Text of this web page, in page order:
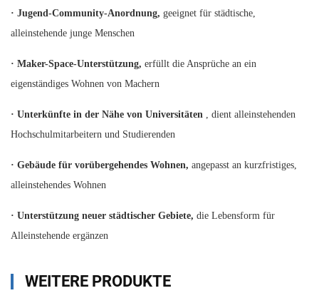
· Jugend-Community-Anordnung, geeignet für städtische,
alleinstehende junge Menschen
· Maker-Space-Unterstützung, erfüllt die Ansprüche an ein
eigenständiges Wohnen von Machern
· Unterkünfte in der Nähe von Universitäten
, dient alleinstehenden
Hochschulmitarbeitern und Studierenden
· Gebäude für vorübergehendes Wohnen, angepasst an kurzfristiges,
alleinstehendes Wohnen
· Unterstützung neuer städtischer Gebiete, die Lebensform für
Alleinstehende ergänzen
WEITERE PRODUKTE